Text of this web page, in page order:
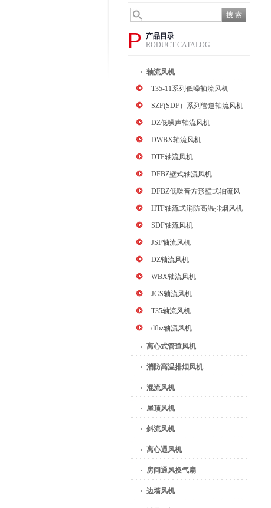
P
产品目录
RODUCT CATALOG
轴流风机
T35-11系列低噪轴流风机
SZF(SDF）系列管道轴流风机
DZ低噪声轴流风机
DWBX轴流风机
DTF轴流风机
DFBZ壁式轴流风机
DFBZ低噪音方形壁式轴流风
机
HTF轴流式消防高温排烟风机
SDF轴流风机
JSF轴流风机
DZ轴流风机
WBX轴流风机
JGS轴流风机
T35轴流风机
dfbz轴流风机
离心式管道风机
消防高温排烟风机
混流风机
屋顶风机
斜流风机
离心通风机
房间通风换气扇
边墙风机